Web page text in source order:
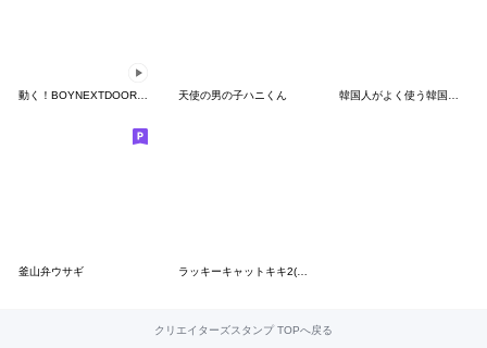
動く！BOYNEXTDOORスタンプ 天使の男の子ハニくん 韓国人がよく使う韓国語♡2
釜山弁ウサギ
クリエイターズスタンプ TOPへ戻る